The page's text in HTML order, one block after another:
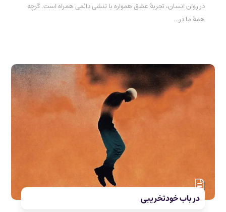
در روان انسان، تجربهٔ عشق همواره با تنشی دائمی همراه است. گرچه
همهٔ ما در…
در باب خودتخریبی